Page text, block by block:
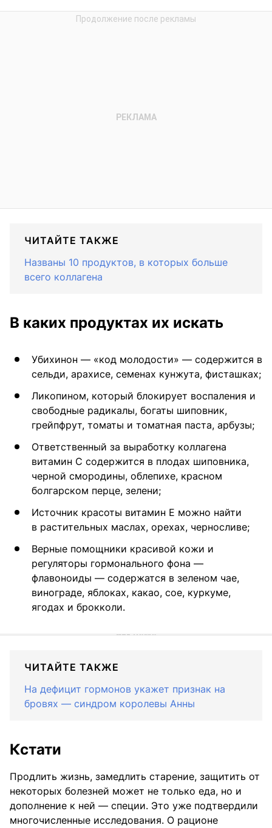
ЧИТАЙТЕ ТАКЖЕ
Названы 10 продуктов, в которых больше
всего коллагена
В каких продуктах их искать
Убихинон — «код молодости» — содержится в
сельди, арахисе, семенах кунжута, фисташках;
Ликопином, который блокирует воспаления и
свободные радикалы, богаты шиповник,
грейпфрут, томаты и томатная паста, арбузы;
Ответственный за выработку коллагена
витамин С содержится в плодах шиповника,
черной смородины, облепихе, красном
болгарском перце, зелени;
Источник красоты витамин Е можно найти
в растительных маслах, орехах, черносливе;
Верные помощники красивой кожи и
регуляторы гормонального фона —
флавоноиды — содержатся в зеленом чае,
винограде, яблоках, какао, сое, куркуме,
ягодах и брокколи.
ЧИТАЙТЕ ТАКЖЕ
На дефицит гормонов укажет признак на
бровях — синдром королевы Анны
Кстати
Продлить жизнь, замедлить старение, защитить от
некоторых болезней может не только еда, но и
дополнение к ней — специи. Это уже подтвердили
многочисленные исследования. О рационе